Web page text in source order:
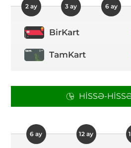
2 ay 3 ay 6 ay
BirKart
TamKart
HISSƏ-
6 ay 12 ay